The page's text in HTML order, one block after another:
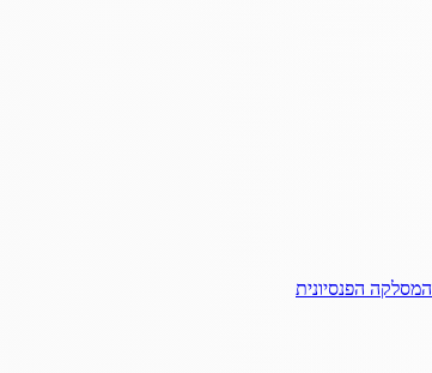
המסלקה הפנסיונית